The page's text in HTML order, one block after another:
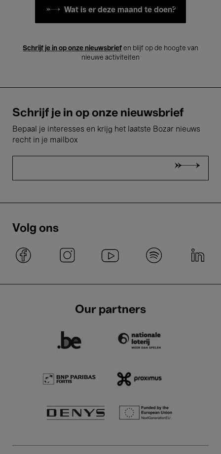
Wat is er deze maand te doen?
Schrijf je in op onze nieuwsbrief en blijf op de hoogte van
nieuwe activiteiten
Schrijf je in op onze nieuwsbrief
Bepaal je interesses en krijg het laatste Bozar nieuws
recht in je mailbox
Volg ons
Our partners